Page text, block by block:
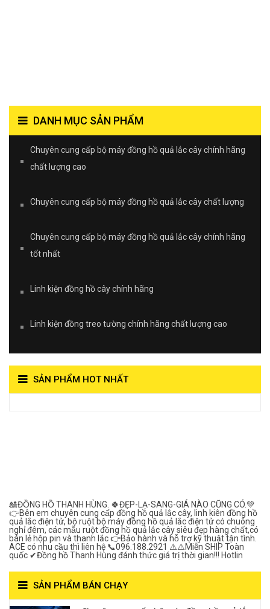
DANH MỤC SẢN PHẨM
Chuyên cung cấp bộ máy đồng hồ quả lắc cây chính hãng
chất lượng cao
Chuyên cung cấp bộ máy đồng hồ quả lắc cây chất lượng
Chuyên cung cấp bộ máy đồng hồ quả lắc cây chính hãng
tốt nhất
Linh kiện đồng hồ cây chính hãng
Linh kiện đồng treo tường chính hãng chất lượng cao
SẢN PHẨM HOT NHẤT
🎎ĐỒNG HỒ THANH HÙNG. 🍀ĐẸP-LẠ-SANG-GIÁ NÀO CŨNG CÓ.💚
👉Bên em chuyên cung cấp đồng hồ quả lắc cây, linh kiên đồng hồ
quả lắc điện tử, bộ ruột bộ máy đồng hồ quả lắc điện tử có chuông
nghỉ đêm, các mẫu ruột đồng hồ quả lắc cây siêu đẹp hàng chất,có
bán lẻ hộp pin và thanh lắc 👉Bảo hành và hỗ trợ kỹ thuật tận tình.
ACE có nhu cầu thì liên hệ 📞096.188.2921 ⚠️⚠️Miễn SHIP Toàn
quốc ✔Đồng hồ Thanh Hùng đánh thức giá trị thời gian!!! Hotlin
SẢN PHẨM BÁN CHẠY